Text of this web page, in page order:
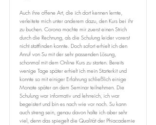
Auch ihre offene Art, die ich dort kennen lernte,
verleitete mich unter anderem dazu, den Kurs bei ihr
zu buchen. Corona machte mir zuerst einen Strich
durch die Rechnung, als die Schulung leider vorerst
nicht stattfinden konnte. Doch sofort erhielt ich den
Anruf von Su mit der sehr passenden Lösung,
schonmal mit dem Online Kurs zu starten. Bereits
wenige Tage später erhielt ich mein Starterkit und
konnte so mit einiger Erfahrung schließlich einige
Monate später an dem Seminar teilnehmen. Die
Schulung war informativ und lehrreich, ich war
begeistert und bin es nach wie vor noch. Su kann
auch streng sein, genau davon halte ich aber sehr
viel, denn das spiegelt die Qualität der Phiacademie